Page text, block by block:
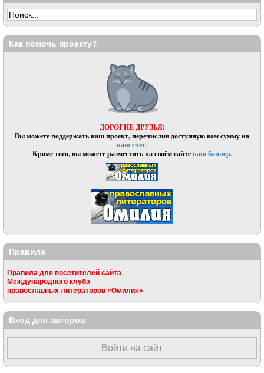
Как помочь проекту?
ДОРОГИЕ ДРУЗЬЯ!
Вы можете поддержать наш проект, перечислив доступную вам сумму на
наш счёт.
Кроме того, вы можете разместить на своём сайтенаш баннер.
Правила
Правила для посетителей сайта
Международного клуба
православных литераторов «Омилия»
Вход для авторов
Войти на сайт